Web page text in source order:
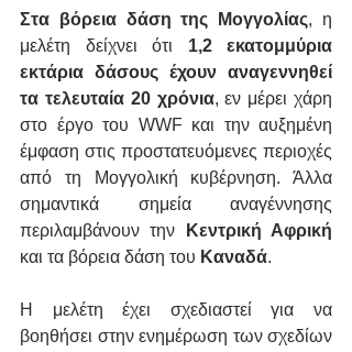
Στα βόρεια δάση της Μογγολίας, η
μελέτη δείχνει ότι 1,2 εκατομμύρια
εκτάρια δάσους έχουν αναγεννηθεί
τα τελευταία 20 χρόνια, εν μέρει χάρη
στο έργο του WWF και την αυξημένη
έμφαση στις προστατευόμενες περιοχές
από τη Μογγολική κυβέρνηση. Άλλα
σημαντικά σημεία αναγέννησης
περιλαμβάνουν την
Κεντρική Αφρική
και τα βόρεια δάση του Καναδά.
Η μελέτη έχει σχεδιαστεί για να
βοηθήσει στην ενημέρωση των σχεδίων